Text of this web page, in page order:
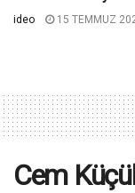
ideo 15 TEMMUZ
Cem